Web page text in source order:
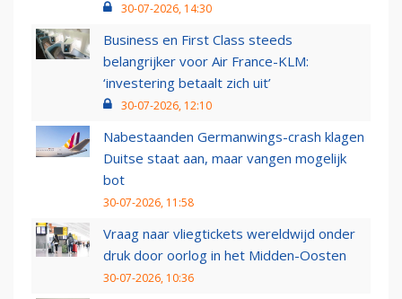
30-07-2026, 14:30
Business en First Class steeds
belangrijker voor Air France-KLM:
‘investering betaalt zich uit’
30-07-2026, 12:10
Nabestaanden Germanwings-crash klagen
Duitse staat aan, maar vangen mogelijk
bot
30-07-2026, 11:58
Vraag naar vliegtickets wereldwijd onder
druk door oorlog in het Midden-Oosten
30-07-2026, 10:36